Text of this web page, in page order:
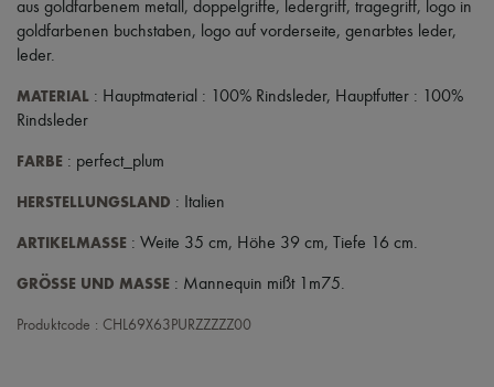
aus goldfarbenem metall , doppelgriffe, ledergriff, tragegriff, logo in
goldfarbenen buchstaben, logo auf vorderseite, genarbtes leder,
leder.
MATERIAL : Hauptmaterial : 100% Rindsleder, Hauptfutter : 100%
Rindsleder
FARBE : perfect_plum
HERSTELLUNGSLAND : Italien
ARTIKELMASSE : Weite 35 cm, Höhe 39 cm, Tiefe 16 cm.
GRÖSSE UND MASSE : Mannequin mißt 1m75.
Produktcode : CHL69X63PURZZZZZ00